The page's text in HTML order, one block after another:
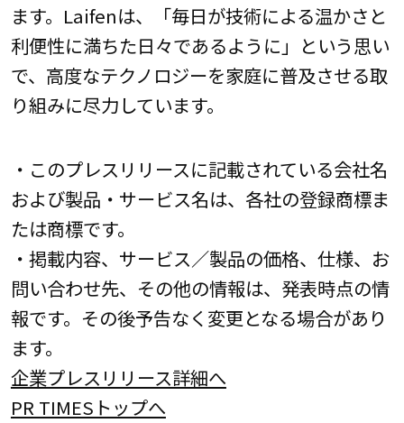
ます。Laifenは、「毎日が技術による温かさと
利便性に満ちた日々であるように」という思い
で、高度なテクノロジーを家庭に普及させる取
り組みに尽力しています。
・このプレスリリースに記載されている会社名
および製品・サービス名は、各社の登録商標ま
たは商標です。
・掲載内容、サービス／製品の価格、仕様、お
問い合わせ先、その他の情報は、発表時点の情
報です。その後予告なく変更となる場合があり
ます。
企業プレスリリース詳細へ
PR TIMESトップへ